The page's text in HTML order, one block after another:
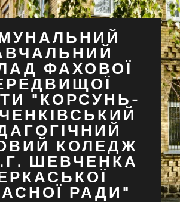
ФАХОВОЇ
"КОРСУНЬ-
КОЛЕДЖ
ШЕВЧЕНКА
РАДИ"